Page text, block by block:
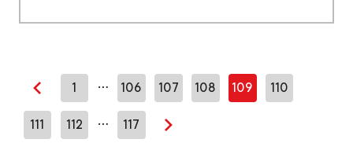
Edellinen sivu
1 … 106 107 108 109 110
111 112 … 117
Seuraava sivu